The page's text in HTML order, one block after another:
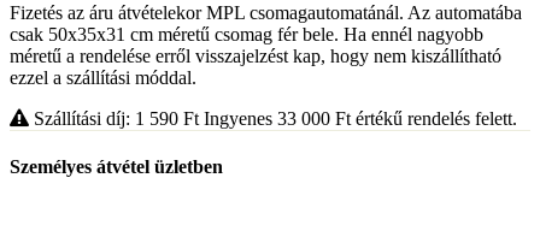
Fizetés az áru átvételekor MPL csomagautomatánál. Az automatába
csak 50x35x31 cm méretű csomag fér bele. Ha ennél nagyobb
méretű a rendelése erről visszajelzést kap, hogy nem kiszállítható
ezzel a szállítási móddal.
Szállítási díj: 1 590 Ft Ingyenes 33 000 Ft értékű rendelés felett.
Személyes átvétel üzletben